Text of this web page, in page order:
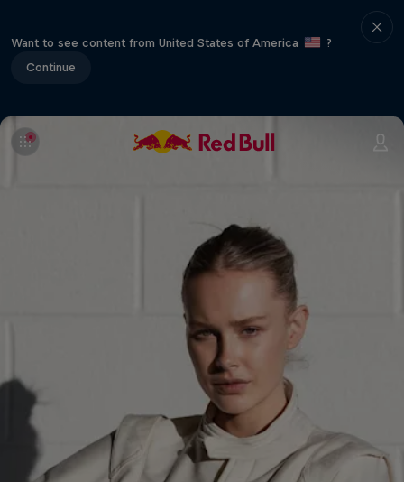
Want to see content from United States of America
?
Continue